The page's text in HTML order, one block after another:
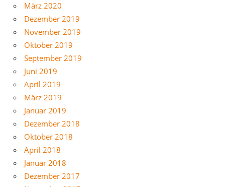
März 2020
Dezember 2019
November 2019
Oktober 2019
September 2019
Juni 2019
April 2019
März 2019
Januar 2019
Dezember 2018
Oktober 2018
April 2018
Januar 2018
Dezember 2017